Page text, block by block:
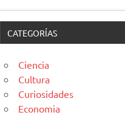
CATEGORÍAS
Ciencia
Cultura
Curiosidades
Economia